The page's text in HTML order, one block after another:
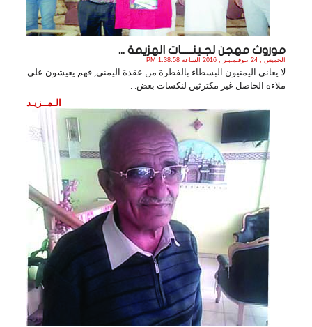
موروث مهجن لجـينـــــات الهزيمة ...
الخميس , 24 نـوفـمـبـر , 2016 الساعة 1:38:58 PM
لا يعاني اليمنيون البسطاء بالفطرة من عقدة اليمني, فهم يعيشون على
ملاءة الحاصل غير مكترثين لنكسات بعض. .
الـمــزيـد